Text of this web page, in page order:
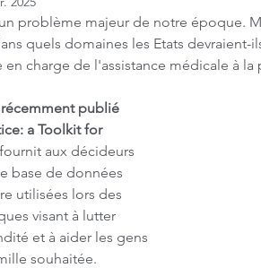
problème majeur de notre époque.
quels domaines les Etats devraient-
en charge de l'assistance médicale à la
publié
a Toolkit for
aux décideurs
base de données
utilisées lors des
visant à lutter
et à aider les gens
souhaitée.